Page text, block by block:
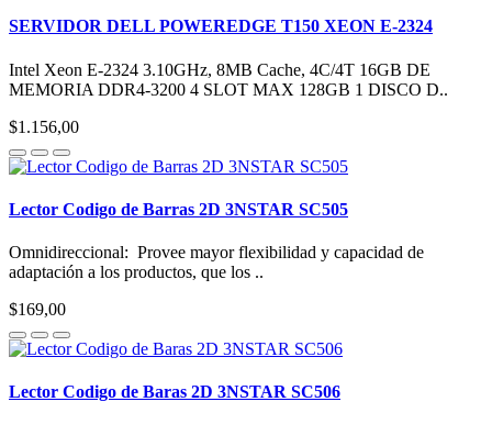
SERVIDOR DELL POWEREDGE T150 XEON E-2324
Intel Xeon E-2324 3.10GHz, 8MB Cache, 4C/4T 16GB DE
MEMORIA DDR4-3200 4 SLOT MAX 128GB 1 DISCO D..
$1.156,00
Lector Codigo de Barras 2D 3NSTAR SC505
Omnidireccional: Provee mayor flexibilidad y capacidad de
adaptación a los productos, que los ..
$169,00
Lector Codigo de Baras 2D 3NSTAR SC506